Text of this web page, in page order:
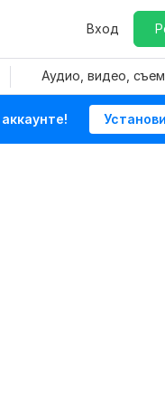
Вход
Аудио, видео,